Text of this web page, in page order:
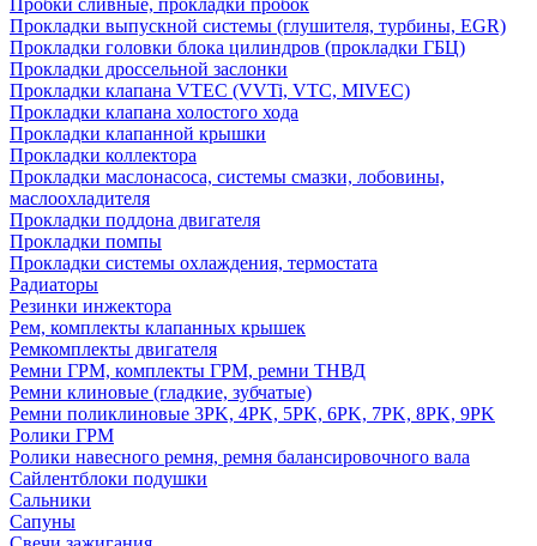
Пробки сливные, прокладки пробок
Прокладки выпускной системы (глушителя, турбины, EGR)
Прокладки головки блока цилиндров (прокладки ГБЦ)
Прокладки дроссельной заслонки
Прокладки клапана VTEC (VVTi, VTC, MIVEC)
Прокладки клапана холостого хода
Прокладки клапанной крышки
Прокладки коллектора
Прокладки маслонасоса, системы смазки, лобовины,
маслоохладителя
Прокладки поддона двигателя
Прокладки помпы
Прокладки системы охлаждения, термостата
Радиаторы
Резинки инжектора
Рем, комплекты клапанных крышек
Ремкомплекты двигателя
Ремни ГРМ, комплекты ГРМ, ремни ТНВД
Ремни клиновые (гладкие, зубчатые)
Ремни поликлиновые 3PK, 4PK, 5PK, 6PK, 7PK, 8PK, 9PK
Ролики ГРМ
Ролики навесного ремня, ремня балансировочного вала
Сайлентблоки подушки
Сальники
Сапуны